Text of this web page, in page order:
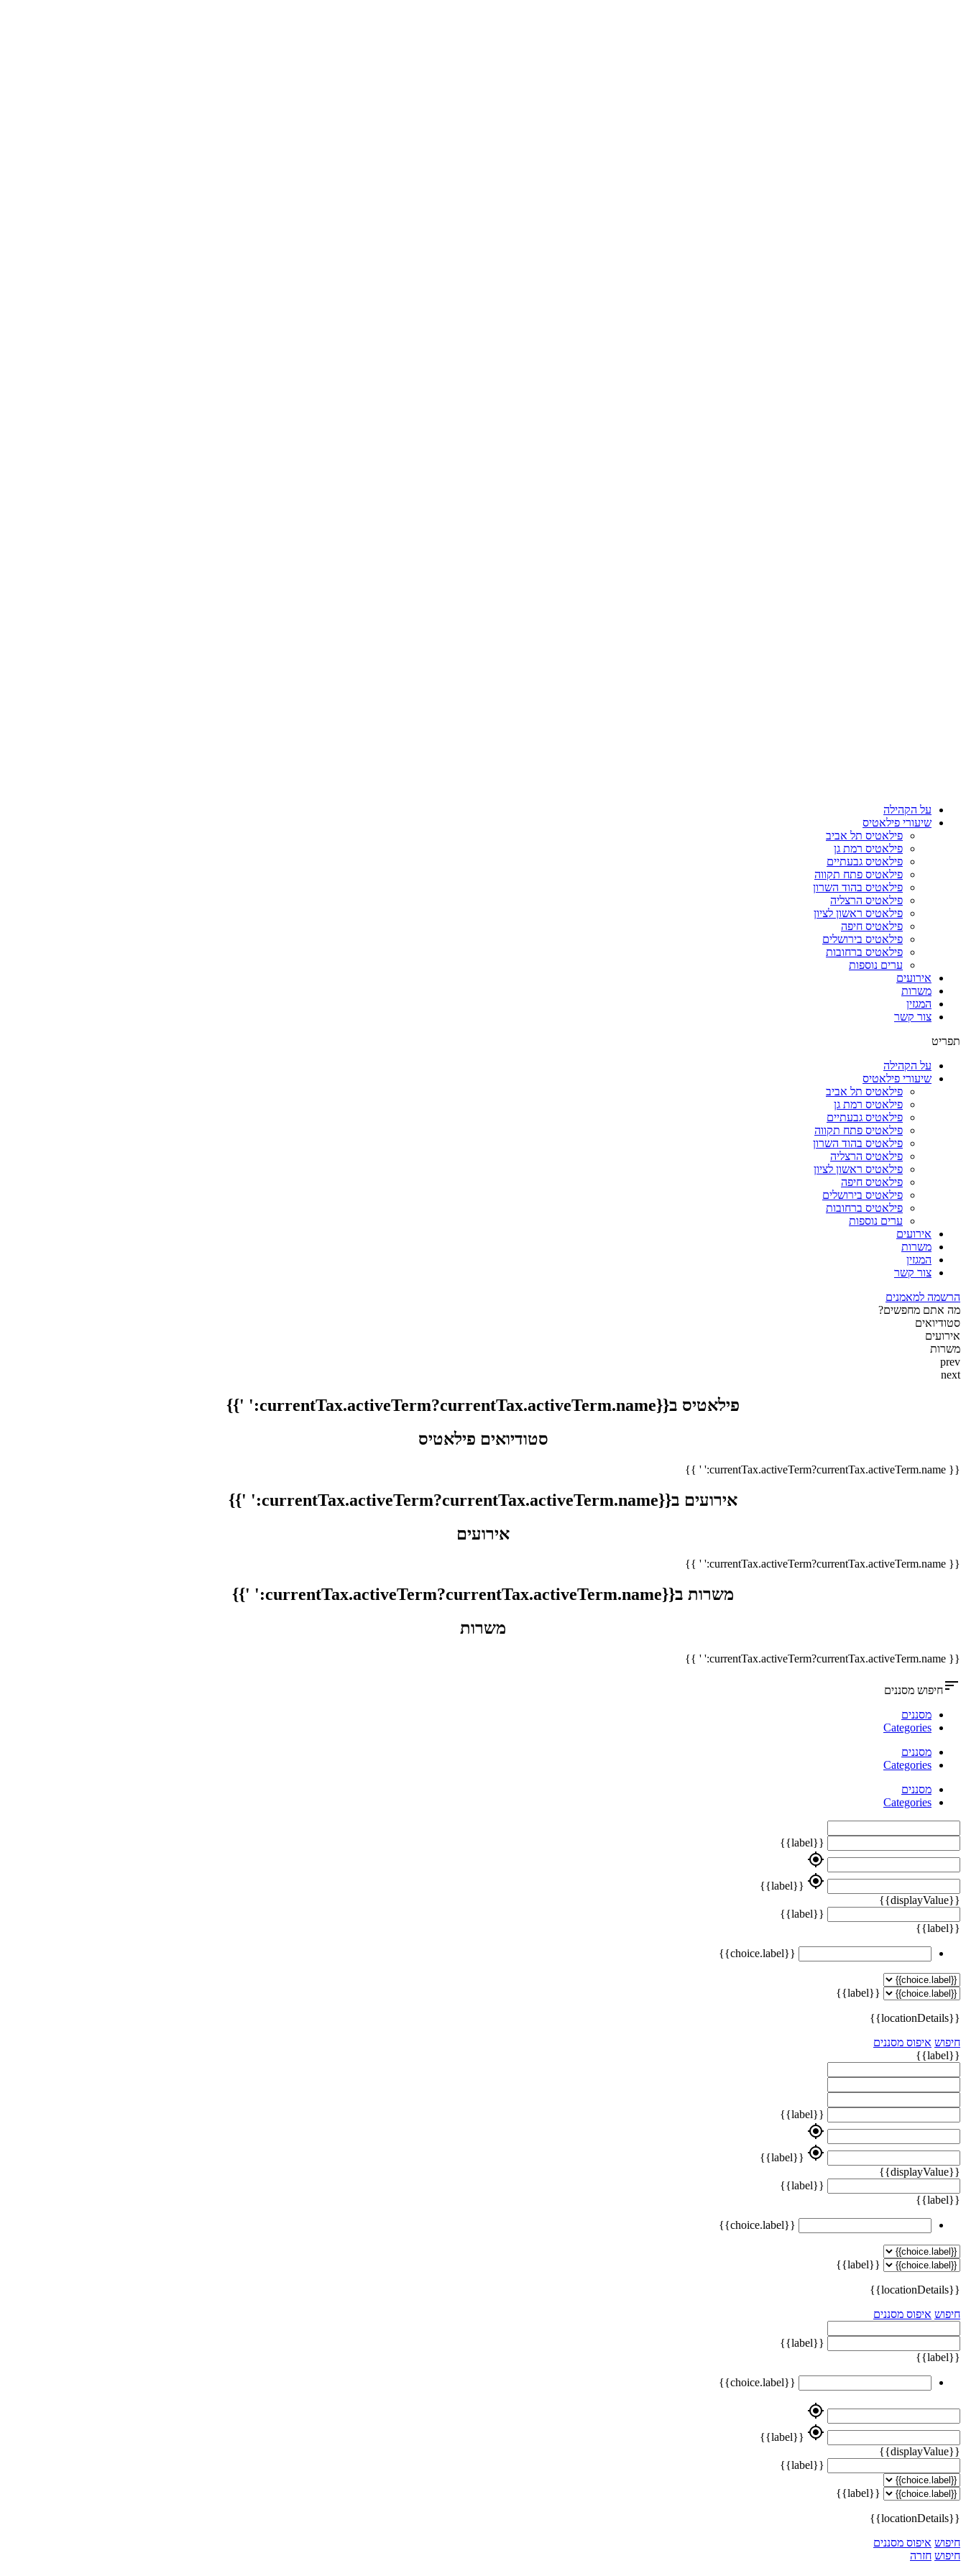
על הקהילה
שיעורי פילאטיס
פילאטיס תל אביב
פילאטיס רמת גן
פילאטיס גבעתיים
פילאטיס פתח תקווה
פילאטיס בהוד השרון
פילאטיס הרצליה
פילאטיס ראשון לציון
פילאטיס חיפה
פילאטיס בירושלים
פילאטיס ברחובות
ערים נוספות
אירועים
משרות
המגזין
צור קשר
תפריט
על הקהילה
שיעורי פילאטיס
פילאטיס תל אביב
פילאטיס רמת גן
פילאטיס גבעתיים
פילאטיס פתח תקווה
פילאטיס בהוד השרון
פילאטיס הרצליה
פילאטיס ראשון לציון
פילאטיס חיפה
פילאטיס בירושלים
פילאטיס ברחובות
ערים נוספות
אירועים
משרות
המגזין
צור קשר
הרשמה למאמנים
מה אתם מחפשים?
סטודיואים
אירועים
משרות
prev
next
פילאטיס ב{{currentTax.activeTerm?currentTax.activeTerm.name:' '}}
סטודיואים פילאטיס
{{ currentTax.activeTerm?currentTax.activeTerm.name:' ' }}
אירועים ב{{currentTax.activeTerm?currentTax.activeTerm.name:' '}}
אירועים
{{ currentTax.activeTerm?currentTax.activeTerm.name:' ' }}
משרות ב{{currentTax.activeTerm?currentTax.activeTerm.name:' '}}
משרות
{{ currentTax.activeTerm?currentTax.activeTerm.name:' ' }}
sortחיפוש מסננים
מסננים
Categories
מסננים
Categories
מסננים
Categories
{{label}}
my_location
my_location
{{label}}
{{displayValue}}
{{label}}
{{label}}
{{choice.label}}
{{label}}
{{locationDetails}}
חיפוש איפוס מסננים
{{label}}
{{label}}
my_location
my_location
{{label}}
{{displayValue}}
{{label}}
{{label}}
{{choice.label}}
{{label}}
{{locationDetails}}
חיפוש איפוס מסננים
{{label}}
{{label}}
{{choice.label}}
my_location
my_location
{{label}}
{{displayValue}}
{{label}}
{{label}}
{{locationDetails}}
חיפוש איפוס מסננים
חיפוש חזרה